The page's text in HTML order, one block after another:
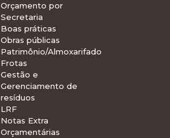
Orçamento por
Secretaria
Boas práticas
Obras públicas
Patrimônio/Almoxarifado
Frotas
Gestão e
Gerenciamento de
resíduos
LRF
Notas Extra
Orçamentárias